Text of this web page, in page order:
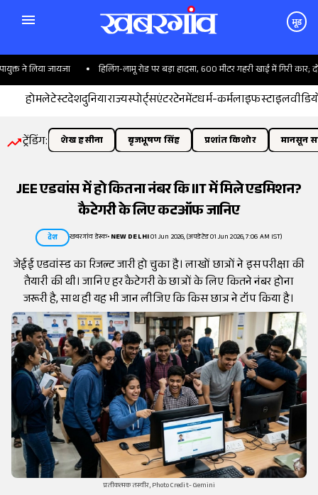
मूड
ने लिया जायजा हिलिंग-लामू रोड पर बड़ा हादसा, 600 मीटर गहरी खाई में गिरी कार; दो
होमलेटेस्टदेशदुनियाराज्यस्पोर्ट्सएंटरटेनमेंटधर्म-कर्मलाइफस्टाइल
ट्रेंडिंग: शेख हसीना बृजभूषण सिंह प्रशांत किशोर मानसून
JEE एडवांस में हो कितना नंबर कि IIT में मिले एडमिशन?
कैटेगरी के लिए कटऑफ जानिए
देश खबरगांव डेस्क•NEW DELHI01 Jun 2026, (अपडेटेड 01 Jun 2026, 7:06 AM IST)
जेईई एडवांस्ड का रिजल्ट जारी हो चुका है। लाखों छात्रों ने इस परीक्षा की
तैयारी की थी। जानिए हर कैटेगरी के छात्रों के लिए कितने नंबर होना
जरूरी है, साथ ही यह भी जान लीजिए कि किस छात्र ने टॉप किया है।
प्रतीकत्मक तस्वीर,Photo Credit- Gemini